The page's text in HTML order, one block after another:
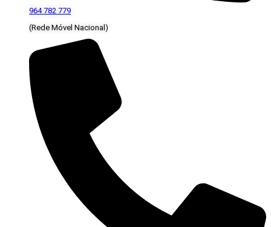
964 782 779
(Rede Móvel Nacional)